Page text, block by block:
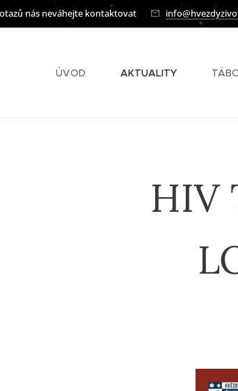
nás neváhejte kontaktovat
ÚVOD AKTUALITY
HIV